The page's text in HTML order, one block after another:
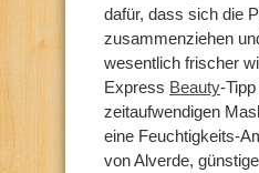
dafür, dass sich die
zusammenziehen
wesentlich frischer
Express Beauty-
zeitaufwendigen
eine Feuchtigkeits-
von Alverde,